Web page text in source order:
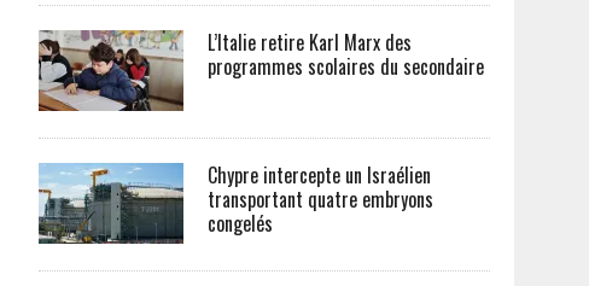
L’Italie retire Karl Marx des
programmes scolaires du secondaire
Chypre intercepte un Israélien
transportant quatre embryons
congelés